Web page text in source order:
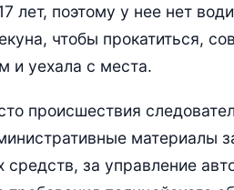
лет, поэтому у нее нет
чтобы прокатиться,
и уехала с места.
происшествия
материалы
средств, за управление